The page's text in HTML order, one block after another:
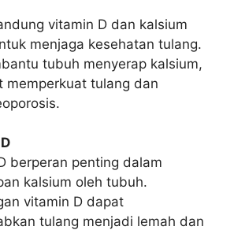
vitamin D dan kalsium
menjaga kesehatan tulang.
tubuh menyerap kalsium,
memperkuat tulang dan
berperan penting dalam
kalsium oleh tubuh.
vitamin D dapat
tulang menjadi lemah dan